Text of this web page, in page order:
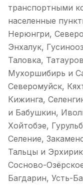
транспортными
населенные
Нерюнгри,
Энхалук,
Таловка,
Мухоршибирь и
Северомуйск,
Кижинга,
и Бабушкин,
Хойтобэе,
Селение,
Тальцы и
Сосново-
Багдарин, Усть-